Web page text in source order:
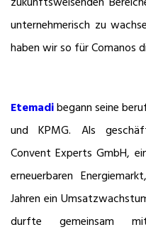
unternehmerisch zu
haben wir so für Comanos
Etemadibegann seine
und KPMG. Als
Convent Experts GmbH,
erneuerbaren
Jahren ein
durfte gemeinsam